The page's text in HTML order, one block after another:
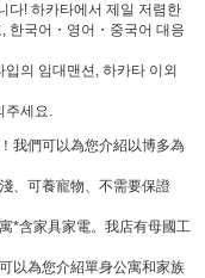
다! 하카타에서 제일 저렴한
한국어・영어・중국어 대응
의 임대맨션, 하카타 이외
주세요.
我們可以為您介紹以博多為
、可養寵物、不需要保證
*含家具家電。我店有母國工
以為您介紹單身公寓和家族